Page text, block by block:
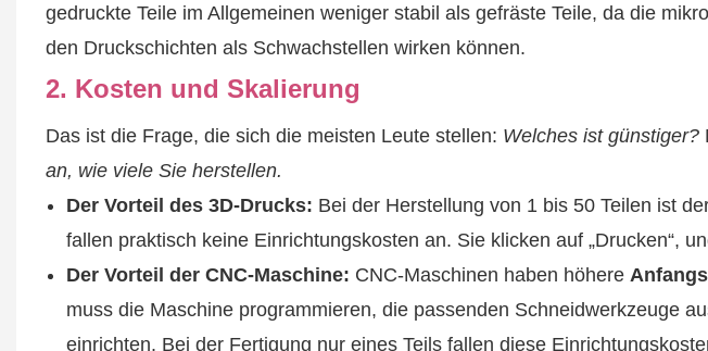
gedruckte Teile im Allgemeinen weniger stabil als gefräste Teile, da die
den Druckschichten als Schwachstellen wirken können.
2. Kosten und Skalierung
Das ist die Frage, die sich die meisten Leute stellen: Welches ist günstiger?
an, wie viele Sie herstellen.
Der Vorteil des 3D-Drucks: Bei der Herstellung von 1 bis 50 Teilen ist
fallen praktisch keine Einrichtungskosten an. Sie klicken auf „Drucken“,
Der Vorteil der CNC-Maschine: CNC-Maschinen haben höhere
muss die Maschine programmieren, die passenden Schneidwerkzeuge
einrichten. Bei der Fertigung nur eines Teils fallen diese